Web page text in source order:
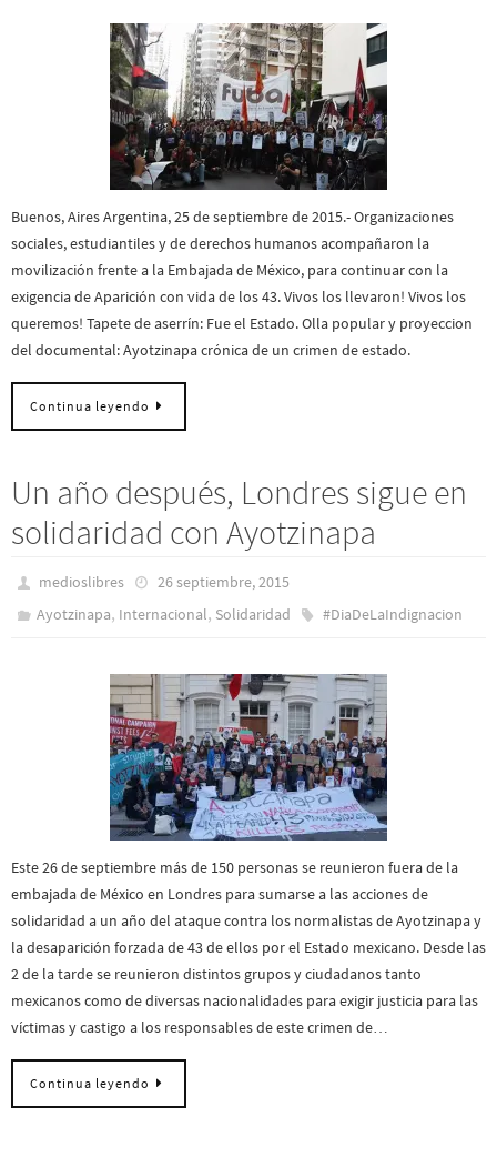
Buenos, Aires Argentina, 25 de septiembre de 2015.- Organizaciones
sociales, estudiantiles y de derechos humanos acompañaron la
movilización frente a la Embajada de México, para continuar con la
exigencia de Aparición con vida de los 43. Vivos los llevaron! Vivos los
queremos! Tapete de aserrín: Fue el Estado. Olla popular y proyeccion
del documental: Ayotzinapa crónica de un crimen de estado.
Continua leyendo
Un año después, Londres sigue en
solidaridad con Ayotzinapa
medioslibres
26 septiembre, 2015
Ayotzinapa, Internacional, Solidaridad #DiaDeLaIndignacion
Este 26 de septiembre más de 150 personas se reunieron fuera de la
embajada de México en Londres para sumarse a las acciones de
solidaridad a un año del ataque contra los normalistas de Ayotzinapa y
la desaparición forzada de 43 de ellos por el Estado mexicano. Desde las
2 de la tarde se reunieron distintos grupos y ciudadanos tanto
mexicanos como de diversas nacionalidades para exigir justicia para las
víctimas y castigo a los responsables de este crimen de…
Continua leyendo